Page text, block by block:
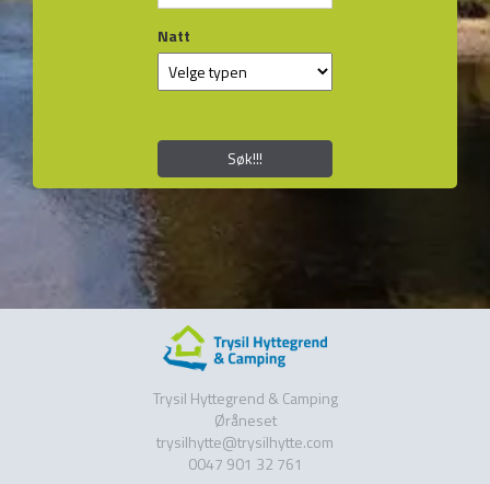
Natt
Søk!!!
Trysil Hyttegrend & Camping
Øråneset
trysilhytte@trysilhytte.com
0047 901 32 761